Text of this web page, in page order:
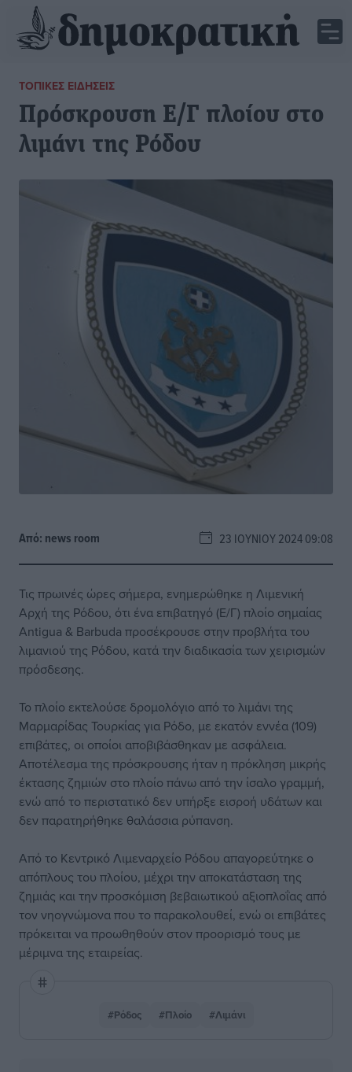
ΤΟΠΙΚΈΣ ΕΙΔΉΣΕΙΣ
Πρόσκρουση Ε/Γ πλοίου στο
λιμάνι της Ρόδου
Από: news room 23 ΙΟΥΝΊΟΥ 2024 09:08
Τις πρωινές ώρες σήμερα, ενημερώθηκε η Λιμενική
Αρχή της Ρόδου, ότι ένα επιβατηγό (Ε/Γ) πλοίο σημαίας
Antigua & Barbuda προσέκρουσε στην προβλήτα του
λιμανιού της Ρόδου, κατά την διαδικασία των χειρισμών
πρόσδεσης.
Το πλοίο εκτελούσε δρομολόγιο από το λιμάνι της
Μαρμαρίδας Τουρκίας για Ρόδο, με εκατόν εννέα (109)
επιβάτες, οι οποίοι αποβιβάσθηκαν με ασφάλεια.
Αποτέλεσμα της πρόσκρουσης ήταν η πρόκληση μικρής
έκτασης ζημιών στο πλοίο πάνω από την ίσαλο γραμμή,
ενώ από το περιστατικό δεν υπήρξε εισροή υδάτων και
δεν παρατηρήθηκε θαλάσσια ρύπανση.
Από το Κεντρικό Λιμεναρχείο Ρόδου απαγορεύτηκε ο
απόπλους του πλοίου, μέχρι την αποκατάσταση της
ζημιάς και την προσκόμιση βεβαιωτικού αξιοπλοΐας από
τον νηογνώμονα που το παρακολουθεί, ενώ οι επιβάτες
πρόκειται να προωθηθούν στον προορισμό τους με
μέριμνα της εταιρείας.
#Ρόδος #Πλοίο #Λιμάνι